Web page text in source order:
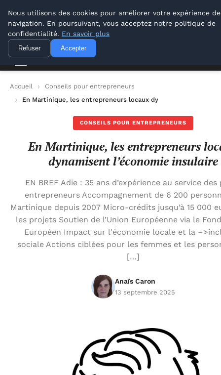
Lyon Photos
Lyon Photos
Accueil
Conseils pour entrepreneurs
En Martinique, les entrepreneurs locaux dynamisent
CONSEILS POUR ENTREPRENEURS
En Martinique, les entrepreneurs
dynamisent l’économie insulaire
EN BREF Adie : 35 ans d’expérience au service
entrepreneurs Accompagnement de 6 200
Martinique depuis 2007 Micro-crédits jusqu’à 15 000
les projets Soutien de l’Union Européenne via le
Européen Impact sur l'économie locale et la
sociale Actions ciblées pour les femmes et les
[…]
Anaïs Caron
13 septembre 2025
Nous utilisons des cookies pour améliorer votre expérience de
navigation. En poursuivant, vous acceptez notre politique de
confidentialité. En savoir plus
Refuser Accepter